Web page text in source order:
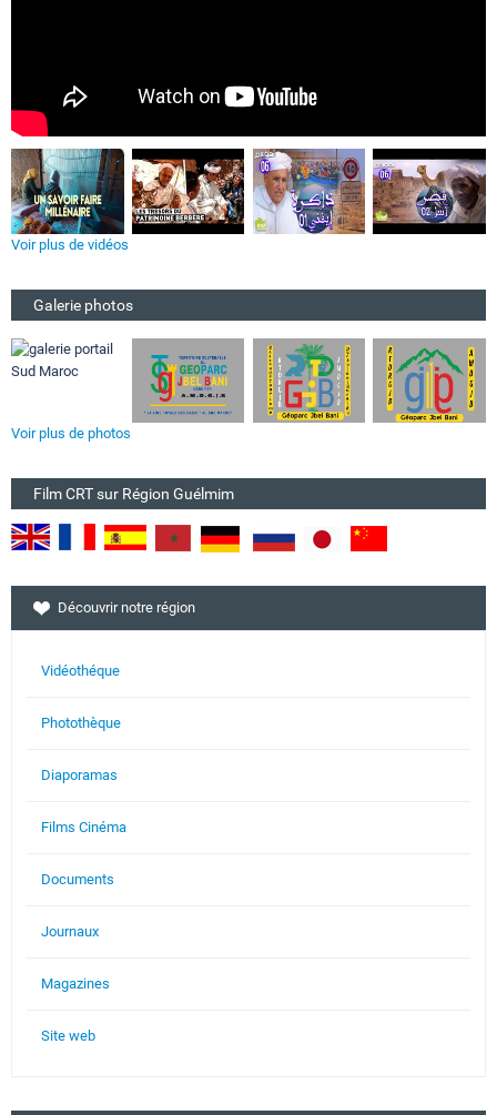
Voir plus de vidéos
Galerie photos
Voir plus de photos
Film CRT sur Région Guélmim
Découvrir notre région
Vidéothéque
Photothèque
Diaporamas
Films Cinéma
Documents
Journaux
Magazines
Site web